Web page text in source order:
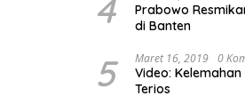
4
Prabowo
di Banten
5 Maret 16, 2019 0
Video:
Terios